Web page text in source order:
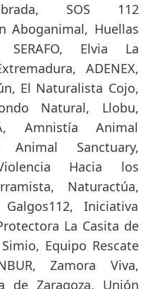
SOS 112
Aboganimal, Huellas
SERAFO, Elvia La
ADENEX,
El Naturalista Cojo,
Natural, Llobu,
Amnistía Animal
Sanctuary,
Hacia los
Naturactúa,
Iniciativa
La Casita de
Equipo Rescate
Zamora Viva,
de Zaragoza, Unión